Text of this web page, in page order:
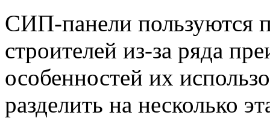
СИП-панели пользуются
строителей из-за ряда
особенностей их
разделить на несколько